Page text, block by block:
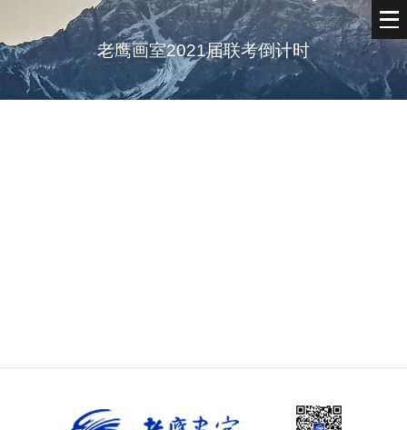
老鹰画室2021届联考倒计时